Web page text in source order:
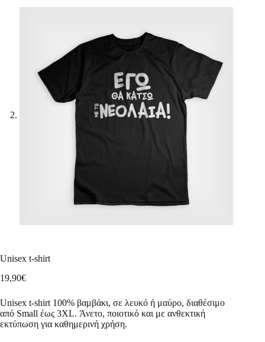
Unisex t-shirt
19,90€
Unisex t-shirt 100% βαμβάκι, σε λευκό ή μαύρο, διαθέσιμο
από Small έως 3XL. Άνετο, ποιοτικό και με ανθεκτική
εκτύπωση για καθημερινή χρήση.